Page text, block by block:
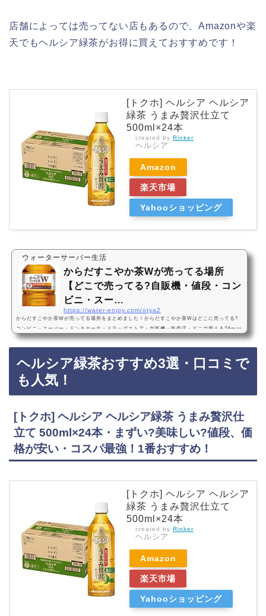
店舗によっては売ってない店もあるので、Amazonや楽
天でもヘルシア緑茶がお得に買えておすすめです！
[トクホ] ヘルシア ヘルシア
緑茶 うまみ贅沢仕立て
500ml×24本
created by Rinker
ヘルシア
Amazon
楽天市場
Yahooショッピング
ウォーターサーバー生活
からだすこやか茶Wが売ってる場所
【どこで売ってる?自販機・値段・コン
ビニ・スー…
https://water-enjoy.com/otya2
からだすこやか茶Wが売ってる場所をまとめました！からだすこやか茶Wはどこに売ってる?
コンビニ・スーパー・ドンキホーテ・ドラッグストア・自販機・販売店・どこで買える?Amaz
on・楽天・売ってないからだすこやか茶Wは、コンビニ、スーパー、ドン・キホーテ、ドラッ
グストア、自販機に売っています！店舗によっては売ってない店もあるので、Amazonや楽天
でもからだすこやか茶Wがお得に買えておすすめです！からだすこやか茶Wなどおすすめ3
選・口コミでも人気 コカ・コーラ からだすこやか茶W 1.05LPET×12本・おいしい・値段、価
格が安…
ヘルシア緑茶おすすめ3選・口コミで
も人気！
[トクホ] ヘルシア ヘルシア緑茶 うまみ贅沢仕
立て 500ml×24本・まずい?美味しい?値段、価
格が安い・コスパ最強！1番おすすめ！
[トクホ] ヘルシア ヘルシア
緑茶 うまみ贅沢仕立て
500ml×24本
created by Rinker
ヘルシア
Amazon
楽天市場
Yahooショッピング